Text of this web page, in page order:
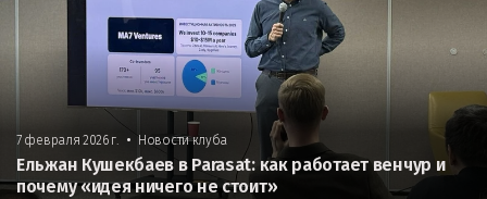
7 февраля 2026 г. • Новости клуба
Ельжан Кушекбаев в Parasat: как работает венчур и
почему «идея ничего не стоит»